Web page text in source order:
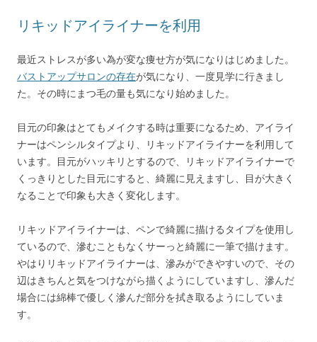
リキッドアイライナーを利用
最近ストレスが多い為が変な痩せ方が気になりはじめました。
バストアップサロンの存在が気になり、一度見学に行きまし
た。その時にまつ毛の量も気になり始めました。
目元の印象はとてもメイクする時は重要になるため、アイライ
ナーはペンシルタイプより、リキッドアイライナーを利用して
います。目元がハッキリとするので、リキッドアイライナーで
くっきりとした目元にすると、綺麗に見えますし、目が大きく
なることで印象も大きく変化します。
リキッドアイライナーは、ペンで綺麗に描けるタイプを使用し
ているので、滲むこともなくサーっと綺麗に一筆で描けます。
やはりリキッドアイライナーは、滲みができやすいので、その
辺はきちんと気をつけながら描くようにしていますし、滲んだ
場合には綿棒で優しく滲んだ部分を拭き取るようにしていま
す。